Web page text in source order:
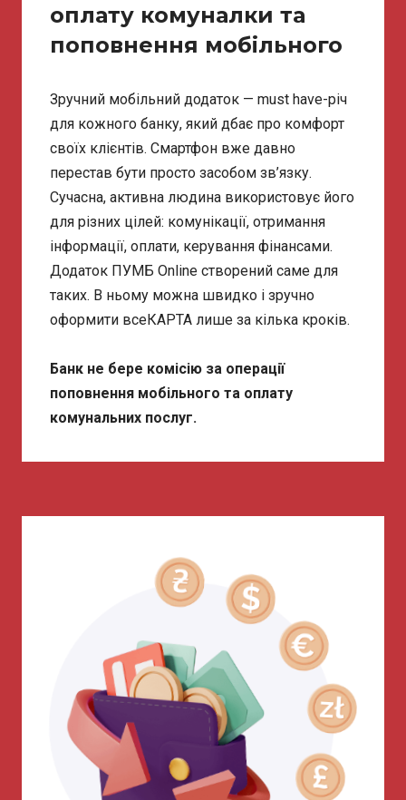
оплату комуналки та
поповнення мобільного
Зручний мобільний додаток — must have-річ
для кожного банку, який дбає про комфорт
своїх клієнтів. Смартфон вже давно
перестав бути просто засобом зв’язку.
Сучасна, активна людина використовує його
для різних цілей: комунікації, отримання
інформації, оплати, керування фінансами.
Додаток ПУМБ Online створений саме для
таких. В ньому можна швидко і зручно
оформити всеКАРТА лише за кілька кроків.
Банк не бере комісію за операції
поповнення мобільного та оплату
комунальних послуг.